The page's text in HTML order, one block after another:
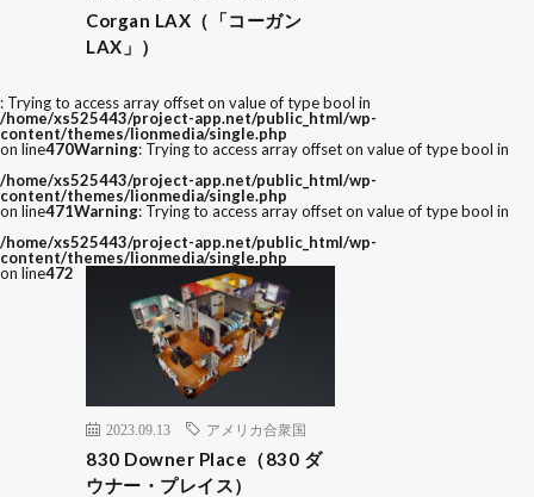
Corgan LAX（「コーガン
LAX」）
: Trying to access array offset on value of type bool in
/home/xs525443/project-app.net/public_html/wp-
content/themes/lionmedia/single.php
on line470Warning: Trying to access array offset on value of type bool in
/home/xs525443/project-app.net/public_html/wp-
content/themes/lionmedia/single.php
on line471Warning: Trying to access array offset on value of type bool in
/home/xs525443/project-app.net/public_html/wp-
content/themes/lionmedia/single.php
on line472
2023.09.13 アメリカ合衆国
830 Downer Place（830 ダ
ウナー・プレイス）